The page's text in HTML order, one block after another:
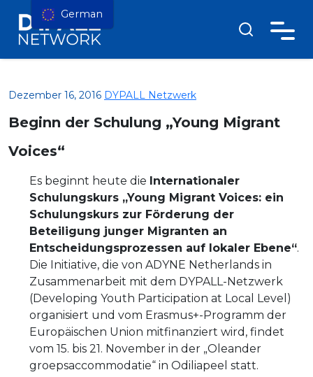
Dezember 16, 2016 DYPALL Netzwerk
Beginn der Schulung „Young Migrant
Voices“
Es beginnt heute die Internationaler
Schulungskurs „Young Migrant Voices: ein
Schulungskurs zur Förderung der
Beteiligung junger Migranten an
Entscheidungsprozessen auf lokaler Ebene“.
Die Initiative, die von ADYNE Netherlands in
Zusammenarbeit mit dem DYPALL-Netzwerk
(Developing Youth Participation at Local Level)
organisiert und vom Erasmus+-Programm der
Europäischen Union mitfinanziert wird, findet
vom 15. bis 21. November in der „Oleander
groepsaccommodatie“ in Odiliapeel statt.
German